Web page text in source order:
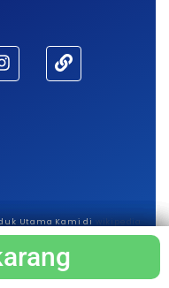
Utama Kami di wikipedia